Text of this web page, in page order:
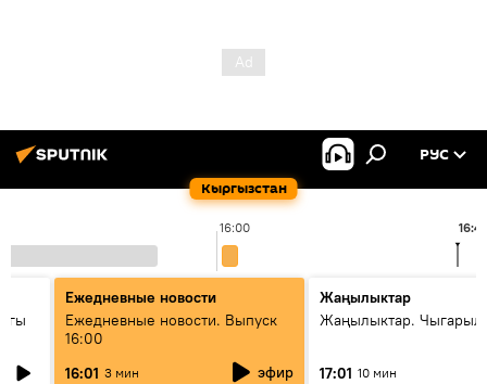
Кыргызстан
РУС
16:00
Ежедневные новости
Ежедневные новости. Выпуск
16:00
16:01 3 мин эфир
Жаңылыктар
Жаңылыктар.
17:01 10 мин